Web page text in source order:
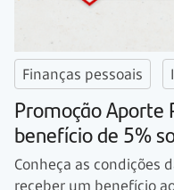
Finanças pessoais
Promoção Aporte
benefício de 5%
Conheça as condições
receber um benefício